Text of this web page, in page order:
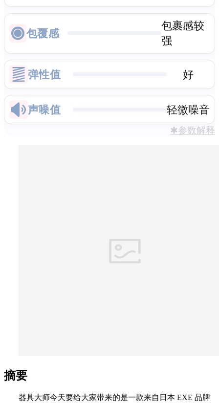
包覆感
包裹感较
强
弹性值 好
声噪值 轻微噪音
✱参数解释
摘要
器具大师今天要给大家带来的是一款来自日本 EXE 品牌